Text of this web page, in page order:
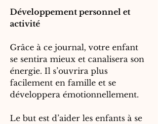
Développement personnel et
activité
Grâce à ce journal, votre enfant
se sentira mieux et canalisera son
énergie. Il s’ouvrira plus
facilement en famille et se
développera émotionnellement.
Le but est d’aider les enfants à se